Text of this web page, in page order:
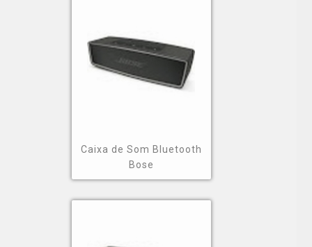
A GNG Mobile atua no segmento de vendas de
eletrônicos e assistência técnica e proporciona para
empresa vem trabalhando em evoluir em suas
soluções e aprimorar seu atendimento com o
objetivo de sempre atender da melhor forma cada
Caixa de Som Bluetooth
Bose